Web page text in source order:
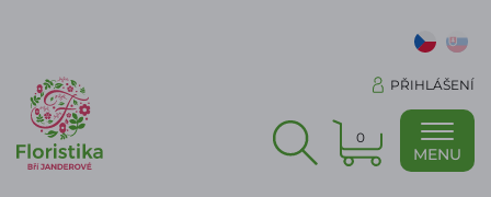
PŘIHLÁŠENÍ
0
MENU